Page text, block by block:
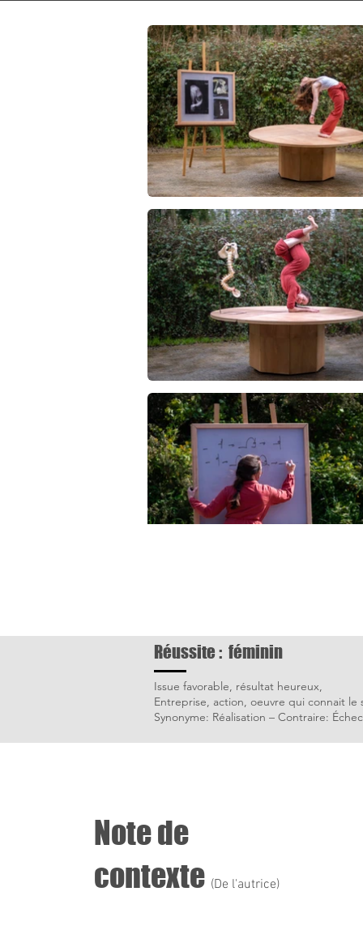
Réussite : féminin
Issue favorable, résultat heureux,
Entreprise, action, oeuvre qui connait le
Synonyme: Réalisation – Contraire: Échec
Note de
contexte (De l'autrice)